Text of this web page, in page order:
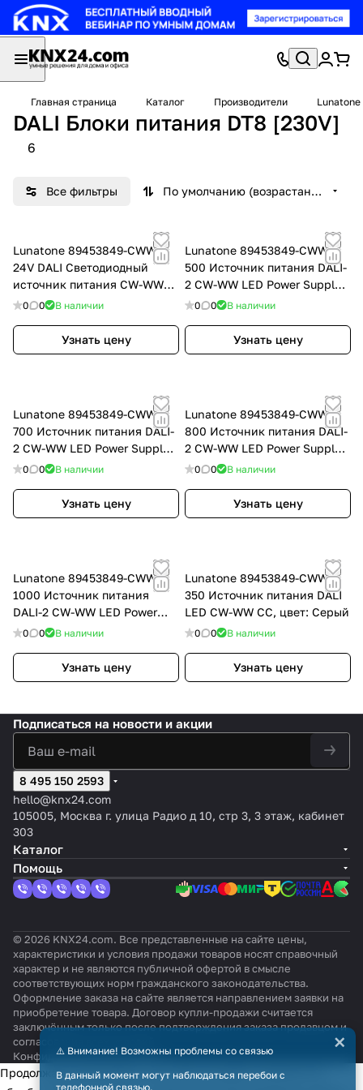
Главная страница Каталог Производители Lunatone
DALI Блоки питания DT8 [230V]
6
Все фильтры По умолчанию (возрастание)
Lunatone 89453849-CWW-
24V DALI Светодиодный
источник питания CW-WW
CV, цвет: Серый
0 0 В наличии
Узнать цену
Lunatone 89453849-CWW-
500 Источник питания DALI-
2 CW-WW LED Power Supply
CC
0 0 В наличии
Узнать цену
Lunatone 89453849-CWW-
700 Источник питания DALI-
2 CW-WW LED Power Supply
CC
0 0 В наличии
Узнать цену
Lunatone 89453849-CWW-
800 Источник питания DALI-
2 CW-WW LED Power Supply
CC
0 0 В наличии
Узнать цену
Lunatone 89453849-CWW-
1000 Источник питания
DALI-2 CW-WW LED Power
Supply CC
0 0 В наличии
Узнать цену
Lunatone 89453849-CWW-
350 Источник питания DALI
LED CW-WW CC, цвет: Серый
0 0 В наличии
Узнать цену
Подписаться на новости и акции
8 495 150 2593
hello@knx24.com
105005, Москва г. улица Радио д 10, стр 3, 3 этаж, кабинет
303
Каталог
Помощь
© 2026 KNX24.com. Все представленные на сайте цены,
характеристики и условия продажи товаров носят справочный
характер и не являются публичной офертой в смысле
соответствующих норм гражданского законодательства.
Оформление заказа на сайте является направлением заявки на
приобретение товара. Договор купли-продажи считается
заключённым только после подтверждения заказа продавцом и
согласования всех условий.
КонфиденциальностьОферта
⚠️ Внимание! Возможны проблемы со связью
В данный момент могут наблюдаться перебои с
телефонной связью.
×
Продолжая использовать наш сайт, вы даёте согласие на